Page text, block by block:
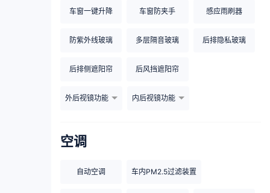
车窗一键升降 车窗防夹手 感应雨刷器
防紫外线玻璃 多层隔音玻璃 后排隐私玻璃
后排侧遮阳帘 后风挡遮阳帘
外后视镜功能 内后视镜功能
空调
自动空调 车内PM2.5过滤装置